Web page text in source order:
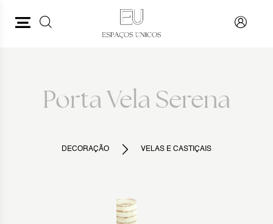
Porta Vela Serena
DECORAÇÃO VELAS E CASTIÇAIS
PESQUISAR